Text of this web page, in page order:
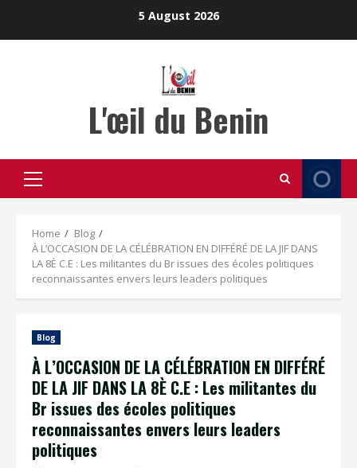
5 August 2026
L'œil du Benin
Primary
Menu
Home
Blog
À L’OCCASION DE LA CÉLÉBRATION EN DIFFÉRÉ DE LA JIF DANS
LA 8È C.E : Les militantes du Br issues des écoles politiques
reconnaissantes envers leurs leaders politiques
Blog
À L’OCCASION DE LA CÉLÉBRATION EN DIFFÉRÉ
DE LA JIF DANS LA 8È C.E : Les militantes du
Br issues des écoles politiques
reconnaissantes envers leurs leaders
politiques